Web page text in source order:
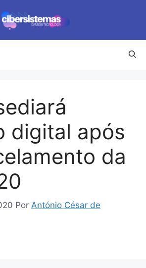
digital após
da
Por António César de